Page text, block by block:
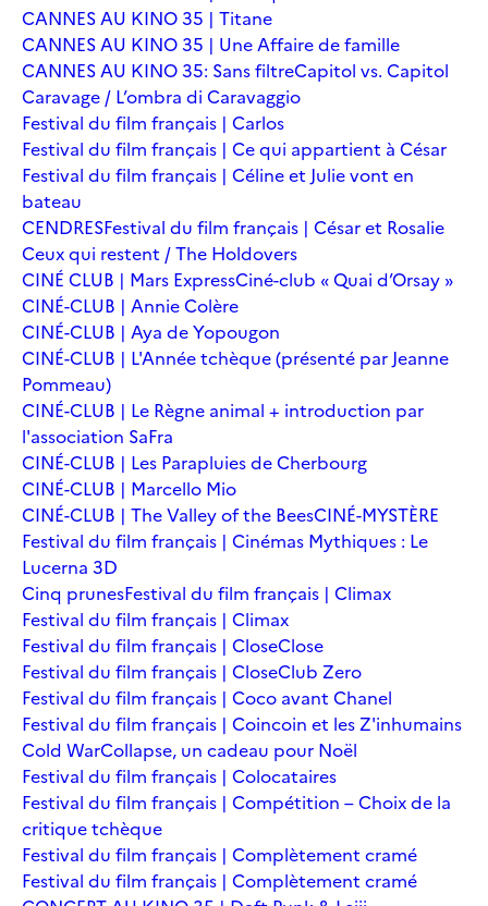
CANNES AU KINO 35 | Titane
CANNES AU KINO 35 | Une Affaire de famille
CANNES AU KINO 35: Sans filtreCapitol vs. Capitol
Caravage / L’ombra di Caravaggio
Festival du film français | Carlos
Festival du film français | Ce qui appartient à César
Festival du film français | Céline et Julie vont en
bateau
CENDRESFestival du film français | César et Rosalie
Ceux qui restent / The Holdovers
CINÉ CLUB | Mars ExpressCiné-club « Quai d’Orsay »
CINÉ-CLUB | Annie Colère
CINÉ-CLUB | Aya de Yopougon
CINÉ-CLUB | L'Année tchèque (présenté par Jeanne
Pommeau)
CINÉ-CLUB | Le Règne animal + introduction par
l'association SaFra
CINÉ-CLUB | Les Parapluies de Cherbourg
CINÉ-CLUB | Marcello Mio
CINÉ-CLUB | The Valley of the BeesCINÉ-MYSTÈRE
Festival du film français | Cinémas Mythiques : Le
Lucerna 3D
Cinq prunesFestival du film français | Climax
Festival du film français | Climax
Festival du film français | CloseClose
Festival du film français | CloseClub Zero
Festival du film français | Coco avant Chanel
Festival du film français | Coincoin et les Z'inhumains
Cold WarCollapse, un cadeau pour Noël
Festival du film français | Colocataires
Festival du film français | Compétition – Choix de la
critique tchèque
Festival du film français | Complètement cramé
Festival du film français | Complètement cramé